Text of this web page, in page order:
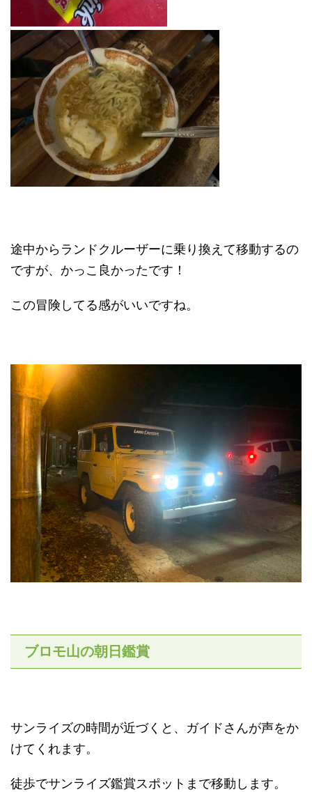
途中からランドクルーザーに乗り換えて移動するの
ですが、かっこ良かったです！
この冒険してる感がいいですね。
ブロモ山の朝日鑑賞
サンライズの時間が近づくと、ガイドさんが声をか
けてくれます。
徒歩でサンライズ鑑賞スポットまで移動します。